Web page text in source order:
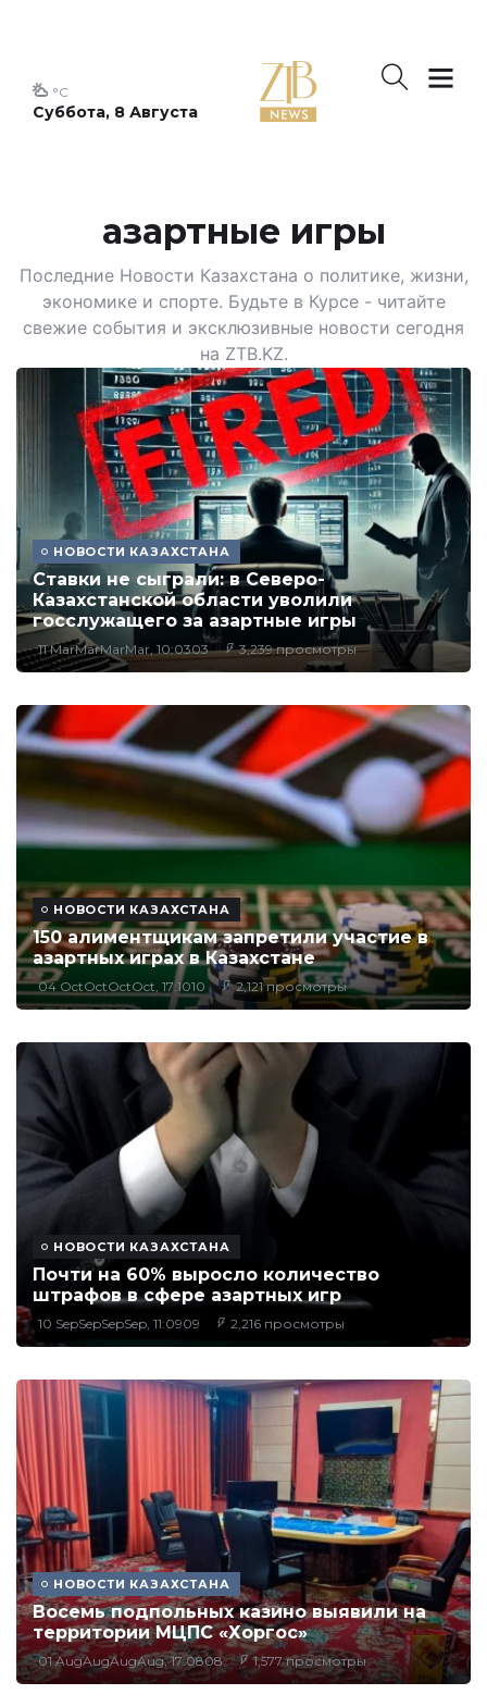
Суббота, 8 Августа
°C
азартные игры
Последние Новости Казахстана о политике, жизни,
экономике и спорте. Будьте в Курсе - читайте
свежие события и эксклюзивные новости сегодня
на ZTB.KZ.
НОВОСТИ КАЗАХСТАНА
Ставки не сыграли: в Северо-
Казахстанской области уволили
госслужащего за азартные игры
11 MarMarMarMar, 10:0303 3,239 просмотры
НОВОСТИ КАЗАХСТАНА
150 алиментщикам запретили участие в
азартных играх в Казахстане
04 OctOctOctOct, 17:1010 2,121 просмотры
НОВОСТИ КАЗАХСТАНА
Почти на 60% выросло количество
штрафов в сфере азартных игр
10 SepSepSepSep, 11:0909 2,216 просмотры
НОВОСТИ КАЗАХСТАНА
Восемь подпольных казино выявили на
территории МЦПС «Хоргос»
01 AugAugAugAug, 17:0808 1,577 просмотры